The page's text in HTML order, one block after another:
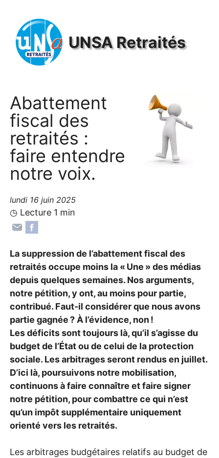
UNSARetraités
Abattement
fiscal des
retraités :
faire entendre
notre voix.
lundi 16 juin 2025
◷ Lecture 1 min
La suppression de l’abattement fiscal des
retraités occupe moins la « Une » des médias
depuis quelques semaines. Nos arguments,
notre pétition, y ont, au moins pour partie,
contribué. Faut-il considérer que nous avons
partie gagnée? À l’évidence, non!
Les déficits sont toujours là, qu’il s’agisse du
budget de l’État ou de celui de la protection
sociale. Les arbitrages seront rendus en juillet.
D’ici là, poursuivons notre mobilisation,
continuons à faire connaître et faire signer
notre pétition, pour combattre ce qui n’est
qu’un impôt supplémentaire uniquement
orienté vers les retraités.
Les arbitrages budgétaires relatifs au budget de